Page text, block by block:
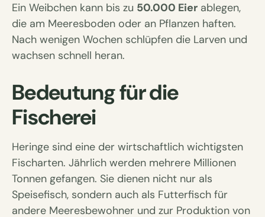
Ein Weibchen kann bis zu 50.000 Eier ablegen,
die am Meeresboden oder an Pflanzen haften.
Nach wenigen Wochen schlüpfen die Larven und
wachsen schnell heran.
Bedeutung für die
Fischerei
Heringe sind eine der wirtschaftlich wichtigsten
Fischarten. Jährlich werden mehrere Millionen
Tonnen gefangen. Sie dienen nicht nur als
Speisefisch, sondern auch als Futterfisch für
andere Meeresbewohner und zur Produktion von